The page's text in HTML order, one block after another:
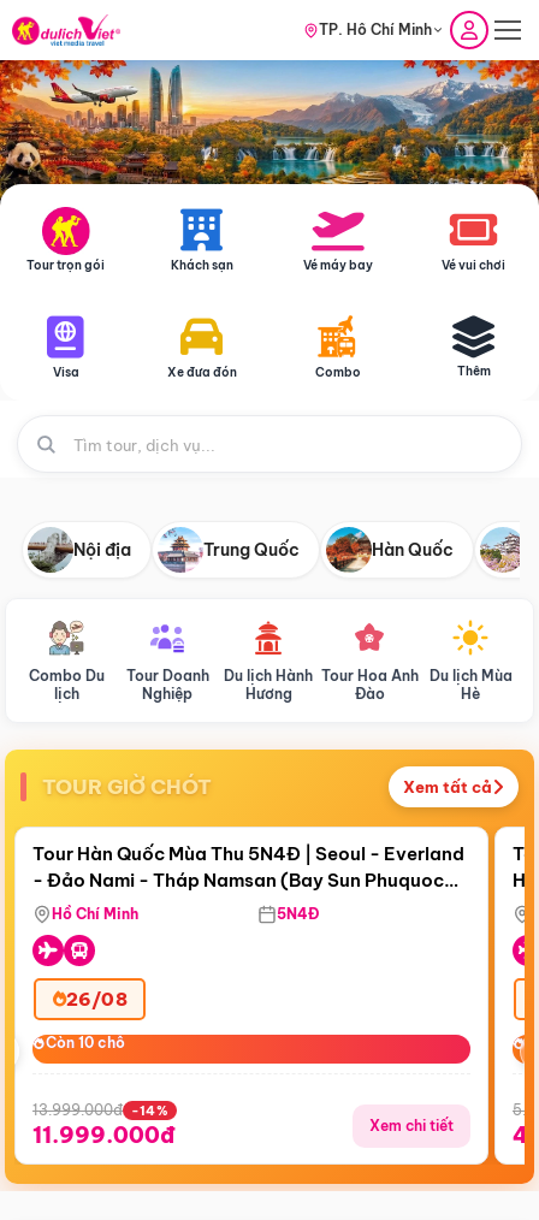
TP. Hồ Chí Minh
Tour trọn gói Khách sạn Vé máy bay Vé vui chơi
Visa Xe đưa đón Combo Thêm
Nội địa Trung Quốc Hàn Quốc
Combo Du
lịch
Tour Doanh
Nghiệp
Du lịch Hành
Hương
Tour Hoa Anh
Đào
Du lịch Mùa
Hè
TOUR GIỜ CHÓT Xem tất cả
Còn18 ngày 16:29:10
Bay Sun Phuquoc Airways
Điểm nổi bật
Tour Hàn Quốc Mùa Thu 5N4Đ | Seoul - Everland
- Đảo Nami - Tháp Namsan (Bay Sun Phuquoc
Airways)
Hồ Chí Minh 5N4Đ
26/08
Còn 10 chỗ
Còn 10 chỗ
13.999.000đ -14%
11.999.000đ Xem chi tiết